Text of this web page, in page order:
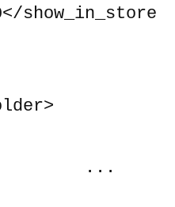
show_in_store